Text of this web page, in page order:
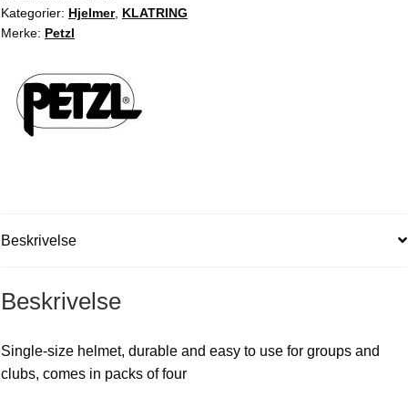
Kategorier: Hjelmer, KLATRING
Merke: Petzl
Beskrivelse
Beskrivelse
Single-size helmet, durable and easy to use for groups and
clubs, comes in packs of four